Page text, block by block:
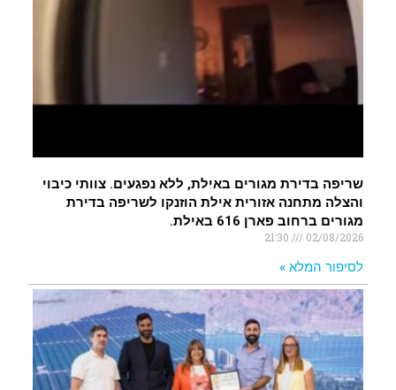
שריפה בדירת מגורים באילת, ללא נפגעים. צוותי כיבוי
והצלה מתחנה אזורית אילת הוזנקו לשריפה בדירת
מגורים ברחוב פארן 616 באילת.
02/08/2026
לסיפור המלא »